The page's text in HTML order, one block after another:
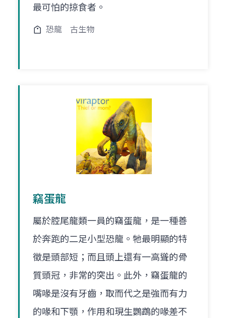
最可怕的掠食者。
恐龍 古生物
竊蛋龍
屬於腔尾龍類一員的竊蛋龍，是一種善
於奔跑的二足小型恐龍。牠最明顯的特
徵是頭部短；而且頭上還有一高聳的骨
質頭冠，非常的突出。此外，竊蛋龍的
嘴喙是沒有牙齒，取而代之是強而有力
的喙和下顎，作用和現生鸚鵡的喙差不